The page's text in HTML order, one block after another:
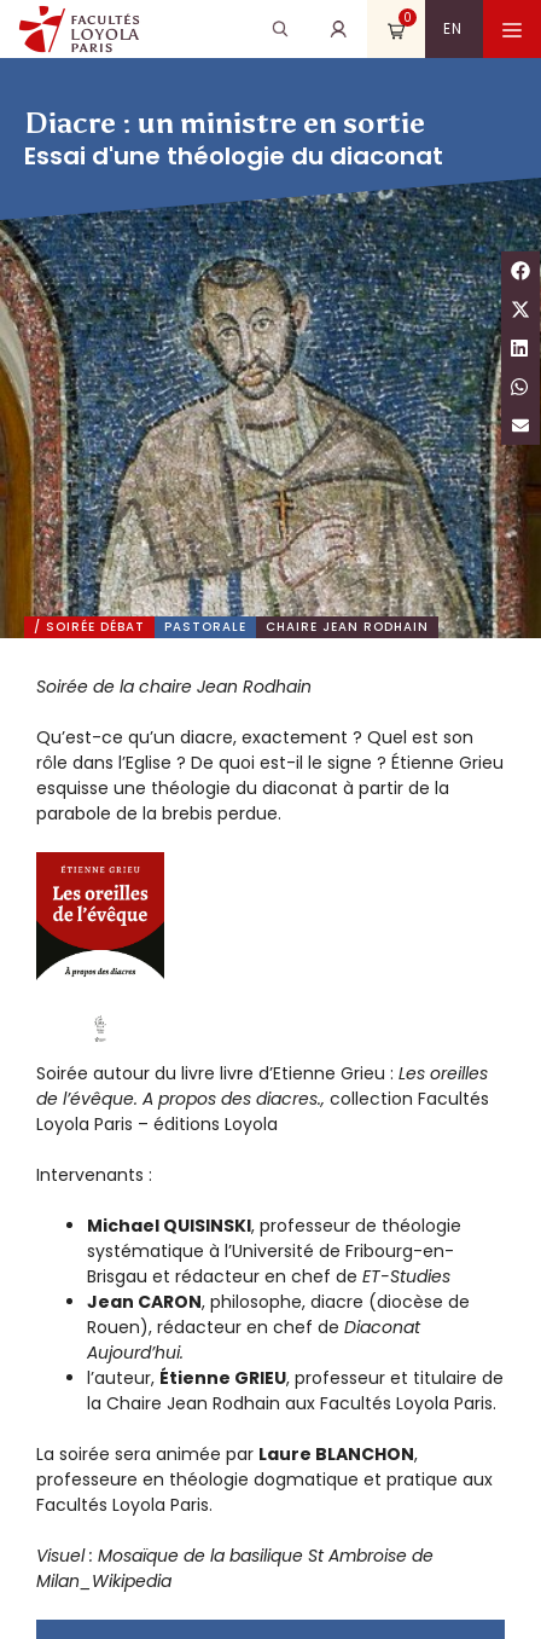
au
contenu
EN
0
Recherche
pour
Rechercher
Diacre : un ministre en sortie
Essai d'une théologie du diaconat
/ SOIRÉE DÉBAT PASTORALE CHAIRE JEAN RODHAIN
Soirée de la chaire Jean Rodhain
Qu’est-ce qu’un diacre, exactement ? Quel est son
rôle dans l’Eglise ? De quoi est-il le signe ? Étienne Grieu
esquisse une théologie du diaconat à partir de la
parabole de la brebis perdue.
Soirée autour du livre livre d’Etienne Grieu : Les oreilles
de l’évêque. A propos des diacres., collection Facultés
Loyola Paris – éditions Loyola
Intervenants :
Michael QUISINSKI, professeur de théologie
systématique à l’Université de Fribourg-en-
Brisgau et rédacteur en chef de ET-Studies
Jean CARON, philosophe, diacre (diocèse de
Rouen), rédacteur en chef de Diaconat
Aujourd’hui.
l’auteur, Étienne GRIEU, professeur et titulaire de
la Chaire Jean Rodhain aux Facultés Loyola Paris.
La soirée sera animée par Laure BLANCHON,
professeure en théologie dogmatique et pratique aux
Facultés Loyola Paris.
Visuel : Mosaïque de la basilique St Ambroise de
Milan_Wikipedia